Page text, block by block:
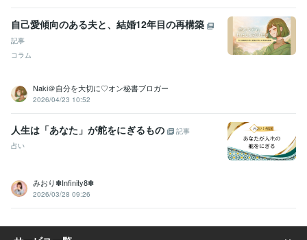
自己愛傾向のある夫と、結婚12年目の再構築
記事
コラム
Naki＠自分を大切に♡オン秘書ブロガー
2026/04/23 10:52
人生は「あなた」が舵をにぎるもの
記事
占い
みおり✽Infinity8✽
2026/03/28 09:26